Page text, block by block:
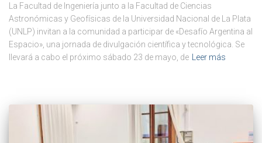
La Facultad de Ingeniería junto a la Facultad de Ciencias
Astronómicas y Geofísicas de la Universidad Nacional de La Plata
(UNLP) invitan a la comunidad a participar de «Desafío Argentina al
Espacio», una jornada de divulgación científica y tecnológica. Se
llevará a cabo el próximo sábado 23 de mayo, de
Leer más